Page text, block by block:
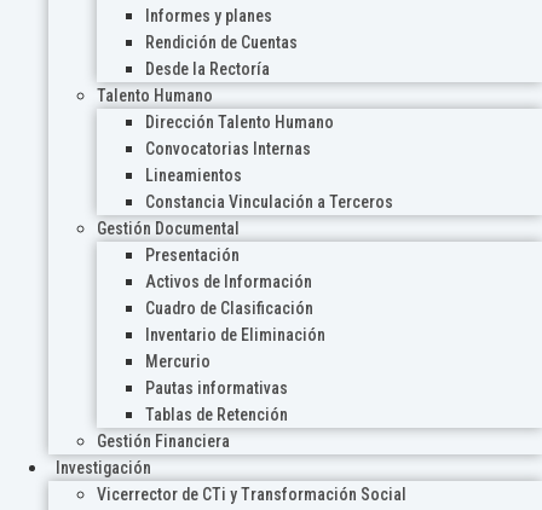
Informes y planes
Rendición de Cuentas
Desde la Rectoría
Talento Humano
Dirección Talento Humano
Convocatorias Internas
Lineamientos
Constancia Vinculación a Terceros
Gestión Documental
Presentación
Activos de Información
Cuadro de Clasificación
Inventario de Eliminación
Mercurio
Pautas informativas
Tablas de Retención
Gestión Financiera
Investigación
Vicerrector de CTi y Transformación Social